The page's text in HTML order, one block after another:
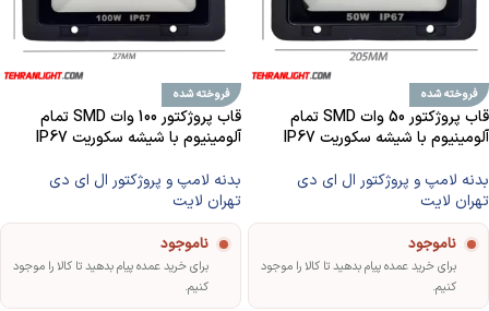
فروخته شده
قاب پروژکتور 50 وات SMD تمام
آلومینیوم با شیشه سکوریت IP67
بدنه لامپ و پروژکتور ال ای دی
تهران لایت
ناموجود
برای خرید عمده پیام بدهید تا کالا را موجود
کنیم.
فروخته شده
قاب پروژکتور 100 وات SMD تمام
آلومینیوم با شیشه سکوریت IP67
بدنه لامپ و پروژکتور ال ای دی
تهران لایت
ناموجود
برای خرید عمده پیام بدهید تا کالا را موجود
کنیم.